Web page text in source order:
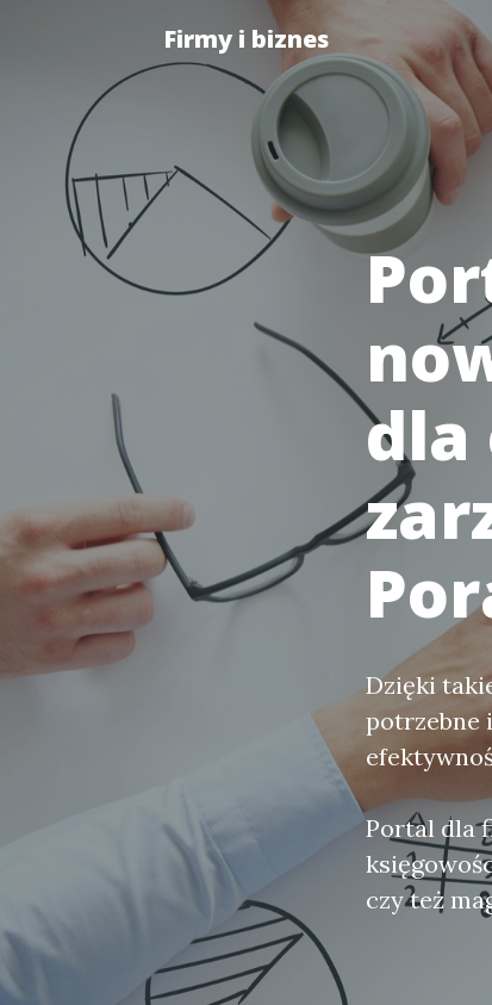
Firmy i biznes
dla
Dzięki
potrzebne
Portal dla
czy też